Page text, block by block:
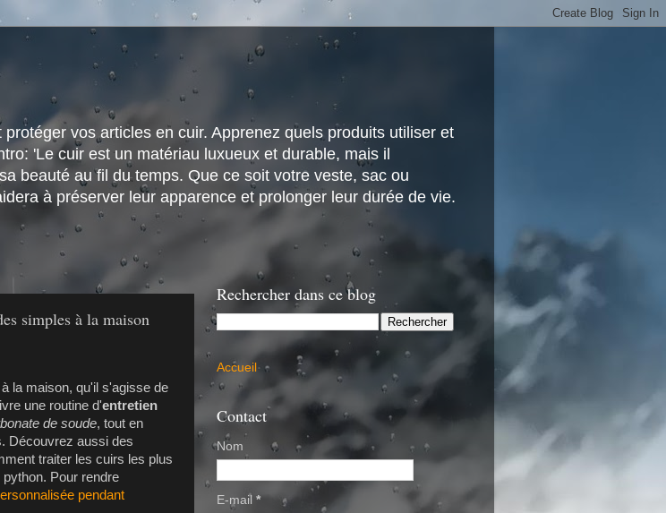
vos articles en cuir. Apprenez quels produits utiliser et
'Le cuir est un matériau luxueux et durable, mais il
beauté au fil du temps. Que ce soit votre veste, sac ou
à préserver leur apparence et prolonger leur durée de vie.
simples à la maison
la maison, qu'il s'agisse de
une routine d'entretien
de soude, tout en
Découvrez aussi des
traiter les cuirs les plus
Pour rendre
pendant
Rechercher dans ce blog
Accueil
Contact
Nom
E-mail *